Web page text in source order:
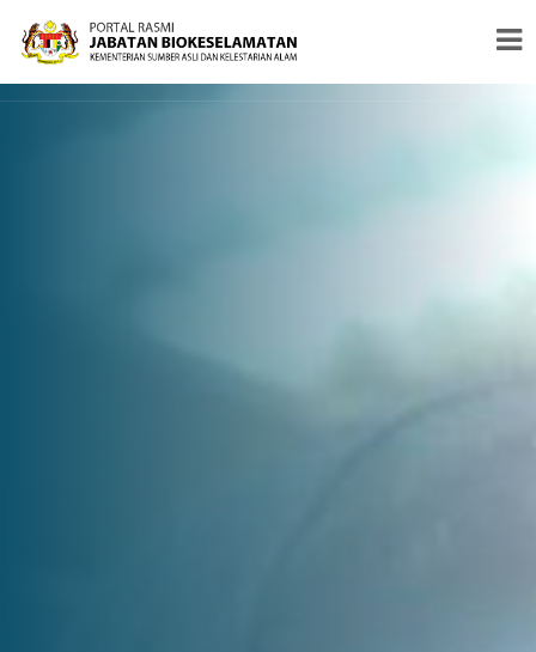
#PENERAJU PENGAWALSELIAAN BIOTEKNOLOGI MODEN &
BIOKESELAMATAN